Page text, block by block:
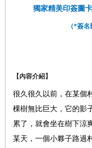
獨家精美印簽圖
（*簽
【內容介紹】
很久很久以前，在某個
棵樹無比巨大，它的影
累了，就會坐在樹下涼
某天，一個小夥子路過